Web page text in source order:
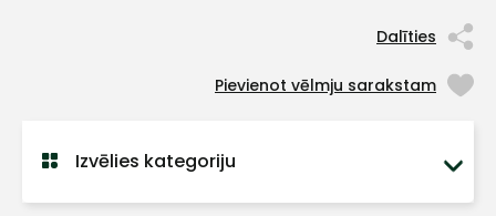
Dalīties
Pievienot vēlmju sarakstam
Izvēlies kategoriju